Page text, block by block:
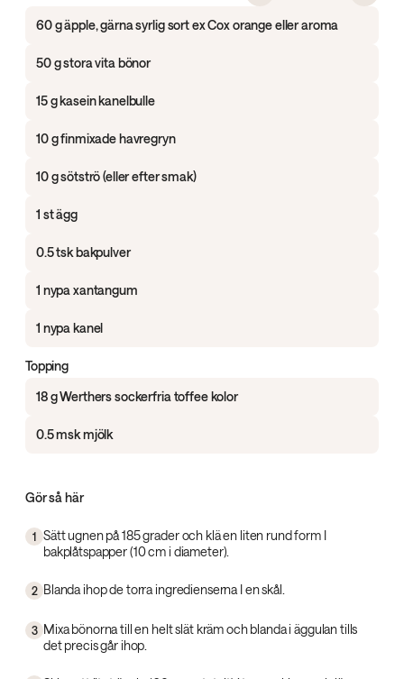
60 g äpple, gärna syrlig sort ex Cox orange eller aroma
50 g stora vita bönor
15 g kasein kanelbulle
10 g finmixade havregryn
10 g sötströ (eller efter smak)
1 st ägg
0.5 tsk bakpulver
1 nypa xantangum
1 nypa kanel
Topping
18 g Werthers sockerfria toffee kolor
0.5 msk mjölk
Gör så här
1
Sätt ugnen på 185 grader och klä en liten rund form I
bakplåtspapper (10 cm i diameter).
2 Blanda ihop de torra ingredienserna I en skål.
3 Mixa bönorna till en helt slät kräm och blanda i äggulan tills
det precis går ihop.